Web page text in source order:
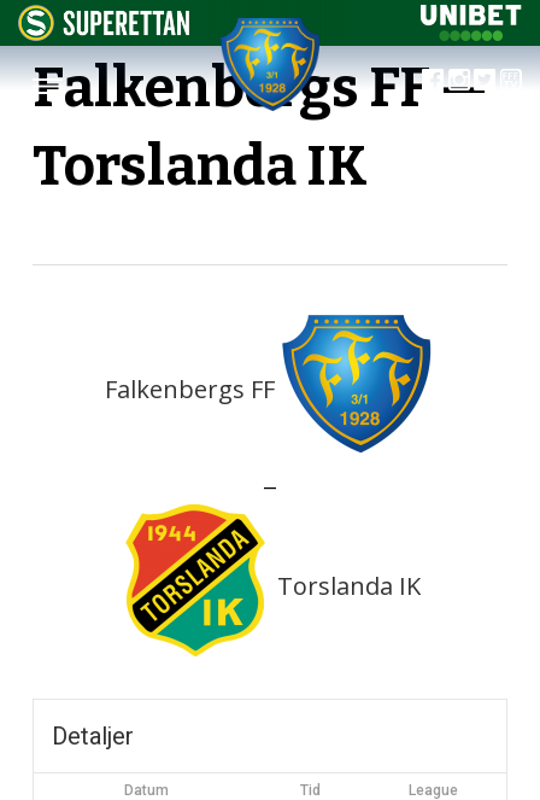
Falkenbergs FF —
Torslanda IK
Falkenbergs FF
—
Torslanda IK
Detaljer
Datum Tid League